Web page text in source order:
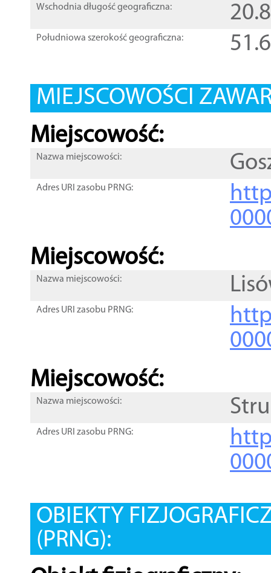
Wschodnia długość geograficzna:
Południowa szerokość geograficzna:
MIEJSCOWOŚCI
Miejscowość:
Nazwa miejscowości:
Adres URI zasobu PRNG:
Miejscowość:
Nazwa miejscowości:
Adres URI zasobu PRNG:
Miejscowość:
Nazwa miejscowości:
Adres URI zasobu PRNG:
OBIEKTY
(PRNG):